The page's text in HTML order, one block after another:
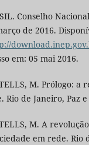
Conselho
de 2016.
em: 05 mai 2016.
M. Prólogo: a
Rio de Janeiro, Paz
M. A
em rede. Rio